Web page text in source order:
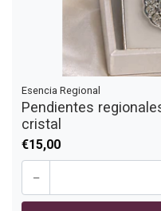
Esencia Regional
Pendientes
cristal
€15,00
-